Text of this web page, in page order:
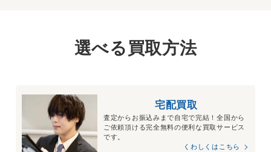
選べる買取方法
宅配買取
査定からお振込みまで自宅で完結！全国から
ご依頼頂ける完全無料の便利な買取サービス
です。
くわしくはこちら